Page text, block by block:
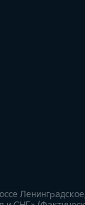
Ленинградское,